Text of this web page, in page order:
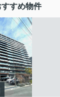
すめ物件